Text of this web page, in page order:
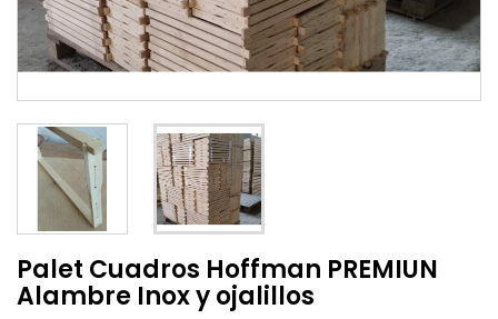
Palet Cuadros Hoffman PREMIUN
Alambre Inox y ojalillos